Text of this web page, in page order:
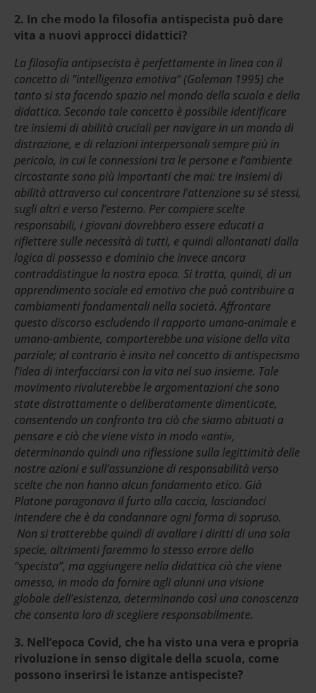
2. In che modo la filosofia antispecista può dare
vita a nuovi approcci didattici?
La filosofia antipsecista è perfettamente in linea con il
concetto di “intelligenza emotiva” (Goleman 1995) che
tanto si sta facendo spazio nel mondo della scuola e della
didattica. Secondo tale concetto è possibile identificare
tre insiemi di abilità cruciali per navigare in un mondo di
distrazione, e di relazioni interpersonali sempre più in
pericolo, in cui le connessioni tra le persone e l’ambiente
circostante sono più importanti che mai: tre insiemi di
abilità attraverso cui concentrare l’attenzione su sé stessi,
sugli altri e verso l’esterno. Per compiere scelte
responsabili, i giovani dovrebbero essere educati a
riflettere sulle necessità di tutti, e quindi allontanati dalla
logica di possesso e dominio che invece ancora
contraddistingue la nostra epoca. Si tratta, quindi, di un
apprendimento sociale ed emotivo che può contribuire a
cambiamenti fondamentali nella società. Affrontare
questo discorso escludendo il rapporto umano-animale e
umano-ambiente, comporterebbe una visione della vita
parziale; al contrario è insito nel concetto di antispecismo
l’idea di interfacciarsi con la vita nel suo insieme. Tale
movimento rivaluterebbe le argomentazioni che sono
state distrattamente o deliberatamente dimenticate,
consentendo un confronto tra ciò che siamo abituati a
pensare e ciò che viene visto in modo «anti»,
determinando quindi una riflessione sulla legittimità delle
nostre azioni e sull’assunzione di responsabilità verso
scelte che non hanno alcun fondamento etico. Già
Platone paragonava il furto alla caccia, lasciandoci
intendere che è da condannare ogni forma di sopruso.
Non si tratterebbe quindi di avallare i diritti di una sola
specie, altrimenti faremmo lo stesso errore dello
“specista”, ma aggiungere nella didattica ciò che viene
omesso, in modo da fornire agli alunni una visione
globale dell’esistenza, determinando così una conoscenza
che consenta loro di scegliere responsabilmente.
3. Nell’epoca Covid, che ha visto una vera e propria
rivoluzione in senso digitale della scuola, come
possono inserirsi le istanze antispeciste?